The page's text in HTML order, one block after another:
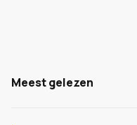
Meest gelezen